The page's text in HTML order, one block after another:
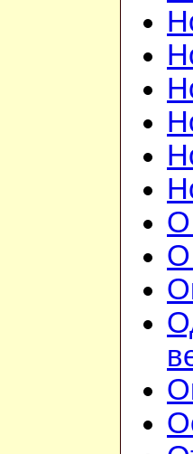
О
О